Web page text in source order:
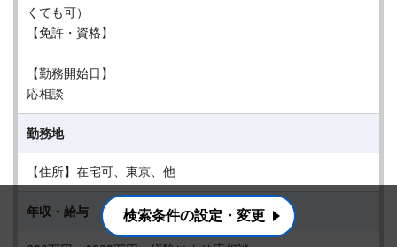
くても可）
【免許・資格】
【勤務開始日】
応相談
勤務地
【住所】在宅可、東京、他
年収・給与 検索条件の設定・変更